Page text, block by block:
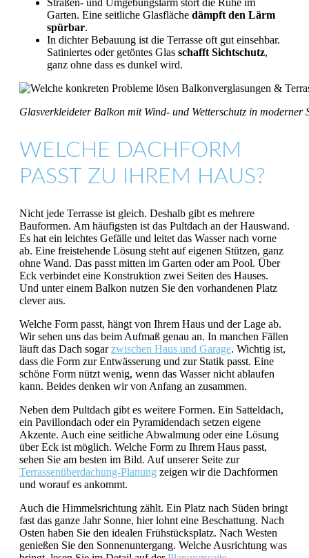
Straßen- und Umgebungslärm stört die Ruhe im
Garten. Eine seitliche Glasfläche dämpft den Lärm
spürbar.
In dichter Bebauung ist die Terrasse oft gut einsehbar.
Satiniertes oder getöntes Glas schafft Sichtschutz,
ganz ohne dass es dunkel wird.
Glasverkleideter Balkon mit Wind- und Wetterschutz in
WELCHE DACHFORM
PASST ZU IHREM HAUS?
Nicht jede Terrasse ist gleich. Deshalb gibt es mehrere
Bauformen. Am häufigsten ist das Pultdach an der Hauswand.
Es hat ein leichtes Gefälle und leitet das Wasser nach vorne
ab. Eine freistehende Lösung steht auf eigenen Stützen, ganz
ohne Wand. Das passt mitten im Garten oder am Pool. Über
Eck verbindet eine Konstruktion zwei Seiten des Hauses.
Und unter einem Balkon nutzen Sie den vorhandenen Platz
clever aus.
Welche Form passt, hängt von Ihrem Haus und der Lage ab.
Wir sehen uns das beim Aufmaß genau an. In manchen Fällen
läuft das Dach sogarzwischen Haus und Garage. Wichtig ist,
dass die Form zur Entwässerung und zur Statik passt. Eine
schöne Form nützt wenig, wenn das Wasser nicht ablaufen
kann. Beides denken wir von Anfang an zusammen.
Neben dem Pultdach gibt es weitere Formen. Ein Satteldach,
ein Pavillondach oder ein Pyramidendach setzen eigene
Akzente. Auch eine seitliche Abwalmung oder eine Lösung
über Eck ist möglich. Welche Form zu Ihrem Haus passt,
sehen Sie am besten im Bild. Auf unserer Seite zur
Terrassenüberdachung-Planung zeigen wir die Dachformen
und worauf es ankommt.
Auch die Himmelsrichtung zählt. Ein Platz nach Süden bringt
fast das ganze Jahr Sonne, hier lohnt eine Beschattung. Nach
Osten haben Sie den idealen Frühstücksplatz. Nach Westen
genießen Sie den Sonnenuntergang. Welche Ausrichtung was